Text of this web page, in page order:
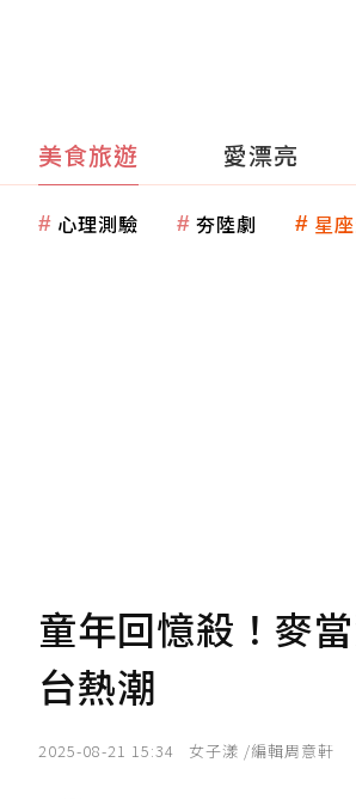
美食旅遊 愛漂亮
心理測驗 夯陸劇 星
童年回憶殺！麥
台熱潮
2025-08-21 15:34 女子漾 /編輯周意軒